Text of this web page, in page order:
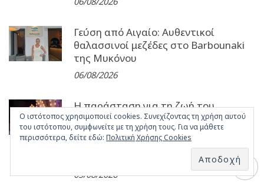
Γεύση από Αιγαίο: Αυθεντικοί
θαλασσινοί μεζέδες στο Barbounaki
της Μυκόνου
06/08/2026
Η παράσταση για τη ζωή του
Μανώλη Χιώτη συνεχίζεται τον
Αύγουστο και τον Σεπτέμβριο στο
Αίθριο του Κέντρου Πολιτισμού
05/08/2026
Ο ιστότοπος χρησιμοποιεί cookies. Συνεχίζοντας τη χρήση αυτού
του ιστότοπου, συμφωνείτε με τη χρήση τους. Για να μάθετε
περισσότερα, δείτε εδώ: Πολιτική Χρήσης Cookies